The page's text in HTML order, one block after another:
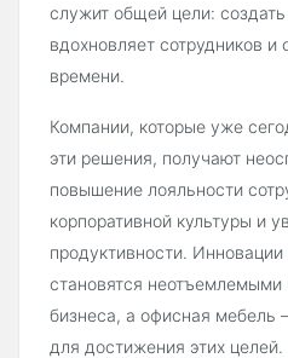
служит общей цели:
вдохновляет сотрудников и
времени.
Компании, которые уже
эти решения, получают
повышение лояльности
корпоративной культуры и
продуктивности.
становятся
бизнеса, а офисная
для достижения этих целей.